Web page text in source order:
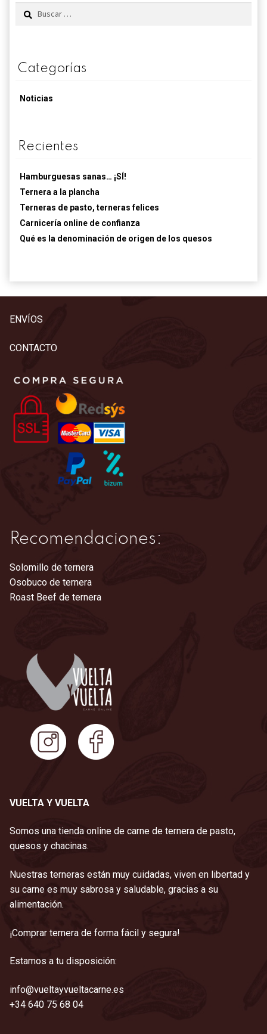
Buscar:
Categorías
Noticias
Recientes
Hamburguesas sanas… ¡SÍ!
Ternera a la plancha
Terneras de pasto, terneras felices
Carnicería online de confianza
Qué es la denominación de origen de los quesos
ENVÍOS
CONTACTO
Recomendaciones:
Solomillo de ternera
Osobuco de ternera
Roast Beef de ternera
VUELTA Y VUELTA
Somos una tienda online de carne de ternera de pasto,
quesos y chacinas.
Nuestras terneras están muy cuidadas, viven en libertad y
su carne es muy sabrosa y saludable, gracias a su
alimentación.
¡Comprar ternera de forma fácil y segura!
Estamos a tu disposición:
info@vueltayvueltacarne.es
+34 640 75 68 04